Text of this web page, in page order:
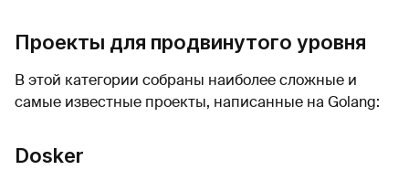
Проекты для продвинутого уровня
В этой категории собраны наиболее сложные и
самые известные проекты, написанные на Golang:
Dosker